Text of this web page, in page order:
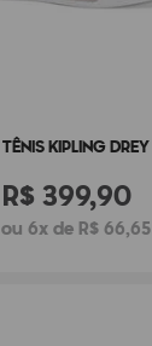
TÊNIS KIPLING DREY
R$ 399,90
ou 6x de R$ 66,65